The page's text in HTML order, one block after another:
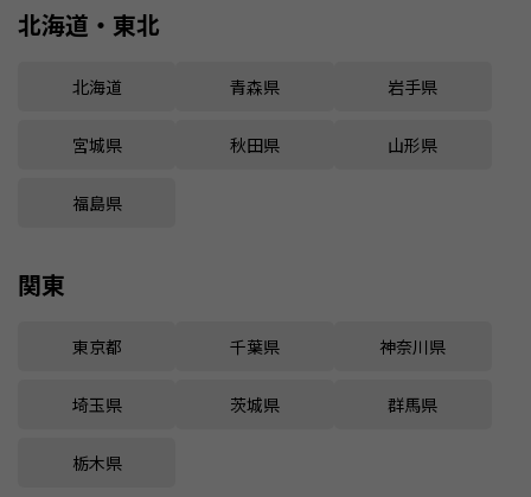
北海道・東北
北海道 青森県 岩手県
宮城県 秋田県 山形県
福島県
関東
東京都 千葉県 神奈川県
埼玉県 茨城県 群馬県
栃木県